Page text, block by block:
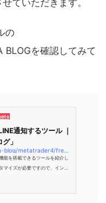
の
BLOGを確認してみて
通知するツール ｜
」
能を搭載できるツールを紹介し
マイズが必要ですので、インジ